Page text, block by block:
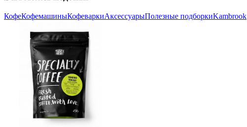
КофеКофемашиныКофеваркиАксессуарыПолезные подборкиKambrook